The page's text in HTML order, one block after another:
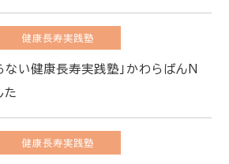
健康長寿実践塾
ない健康長寿実践塾」かわらばんN
た
健康長寿実践塾